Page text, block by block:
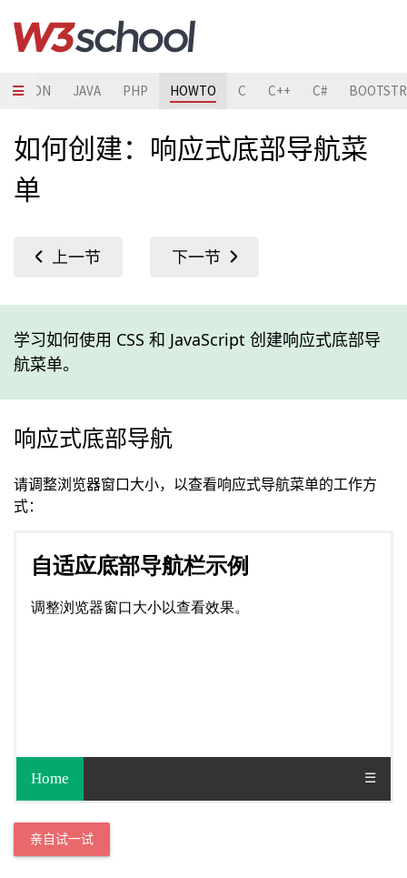
PYTHON JAVA PHP HOWTO C C++ C#
如何创建：响应式底部导航菜
单
学习如何使用 CSS 和 JavaScript 创建响应式底部导
航菜单。
响应式底部导航
请调整浏览器窗口大小，以查看响应式导航菜单的工作方
式：
亲自试一试